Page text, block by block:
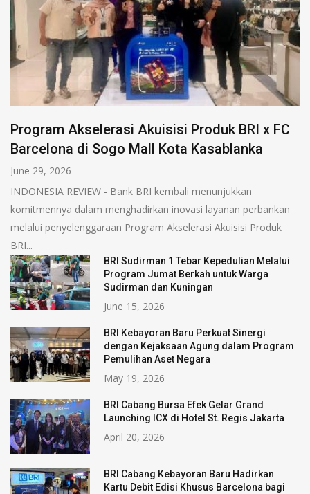
Program Akselerasi Akuisisi Produk BRI x FC
Barcelona di Sogo Mall Kota Kasablanka
June 29, 2026
INDONESIA REVIEW - Bank BRI kembali menunjukkan
komitmennya dalam menghadirkan inovasi layanan perbankan
melalui penyelenggaraan Program Akselerasi Akuisisi Produk
BRI...
BRI Sudirman 1 Tebar Kepedulian Melalui
Program Jumat Berkah untuk Warga
Sudirman dan Kuningan
June 15, 2026
BRI Kebayoran Baru Perkuat Sinergi
dengan Kejaksaan Agung dalam Program
Pemulihan Aset Negara
May 19, 2026
BRI Cabang Bursa Efek Gelar Grand
Launching ICX di Hotel St. Regis Jakarta
April 20, 2026
BRI Cabang Kebayoran Baru Hadirkan
Kartu Debit Edisi Khusus Barcelona bagi